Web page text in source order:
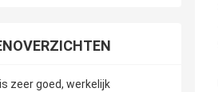
zeer goed, werkelijk